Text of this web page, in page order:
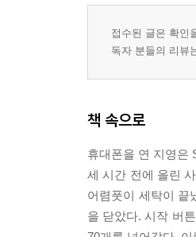
접수된 글은 확인
독자 분들의 리뷰
책 속으로
휴대폰을 연 지영은
세 시간 전에 올린
어렴풋이 세탁이 끝
을 닫았다. 시작 버